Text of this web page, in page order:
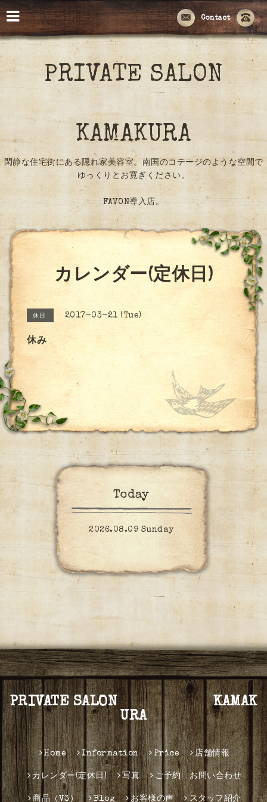
Contact
PRIVATE SALON
KAMAKURA
閑静な住宅街にある隠れ家美容室。南国のコテージのような空間で
ゆっくりとお寛ぎください。
FAVON導入店。
カレンダー(定休日)
休日 2017-03-21 (Tue)
休み
Today
2026.08.09 Sunday
PRIVATE SALON KAMAK
URA
Home Information Price 店舗情報
カレンダー(定休日) 写真 ご予約 お問い合わせ
商品（V3） Blog お客様の声 スタッフ紹介